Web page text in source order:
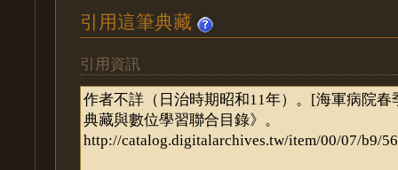
引用這筆典藏
引用資訊